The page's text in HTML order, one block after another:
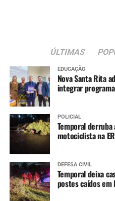
ÚLTIMAS
EDUCAÇÃO
Nova Santa Rita
integrar programa
POLICIAL
Temporal
motociclista na
DEFESA CIVIL
Temporal deixa
postes caídos em